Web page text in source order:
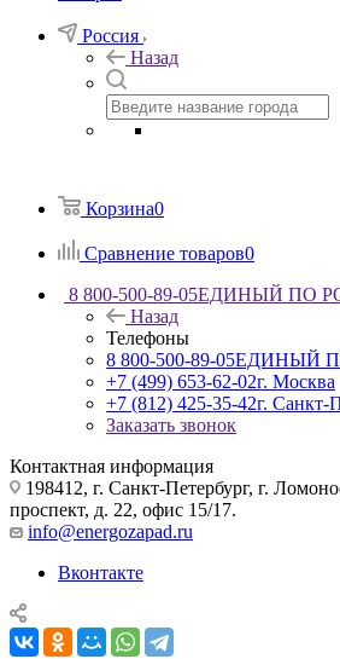
Россия
Назад
Корзина0
Сравнение товаров0
8 800-500-89-05ЕДИНЫЙ ПО
Назад
Телефоны
8 800-500-89-05ЕДИНЫЙ
+7 (499) 653-62-02г. Москва
+7 (812) 425-35-42г. Санкт-
Заказать звонок
Контактная информация
198412, г. Санкт-Петербург, г.
проспект, д. 22, офис 15/17.
info@energozapad.ru
Вконтакте